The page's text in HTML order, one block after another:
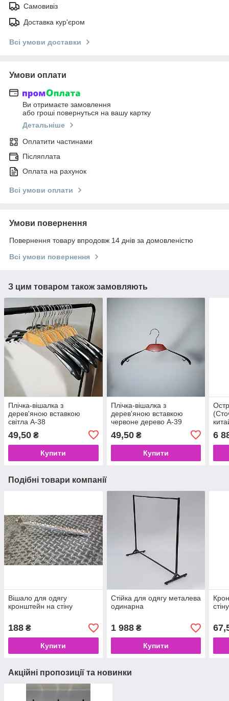
Самовивіз
Доставка кур'єром
Всі умови доставки
Умови оплати
Ви отримаєте замовлення
або гроші повернуться на вашу картку
Детальніше
Оплатити частинами
Післяплата
Оплата на рахунок
Всі умови оплати
Умови повернення
Повернення товару впродовж 14 днів за домовленістю
Всі умови повернення
З цим товаром також замовляють
Плічка-вішалка з
дерев'яною вставкою
світла А-38
49,50 ₴
Купити
Плічка-вішалка з
дерев'яною вставкою
червоне дерево А-39
49,50₴
Купити
6
Подібні товари компанії
Вішало для одягу
кронштейн на стіну
188 ₴
Купити
Стійка для одягу металева
одинарна
1 988₴
Купити
Акційні пропозиції та новинки